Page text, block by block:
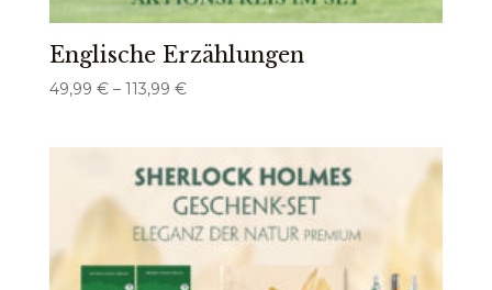
Englische Erzählungen
49,99 € – 113,99 €Preisspanne:
113,99 €